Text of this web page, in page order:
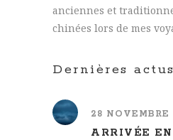
anciennes et
chinées lors de mes
Dernières actus
28 NOVEMBRE
ARRIVÉE